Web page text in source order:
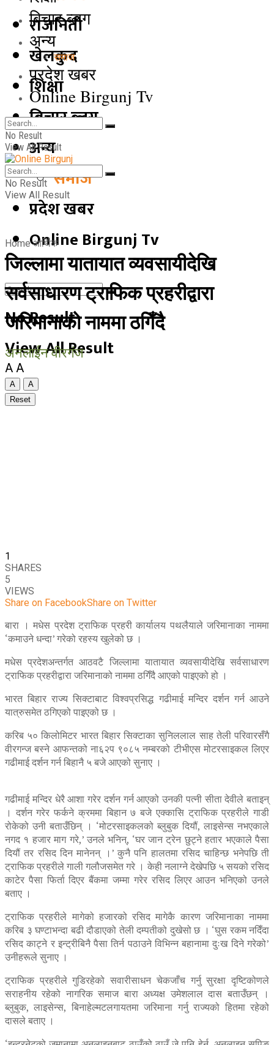
राजनिती
खेलकुद
शिक्षा
बिचार ब्लग
अन्य
समाज
प्रदेश खबर
Online Birgunj Tv
No Result
View All Result
बिचार ब्लग
अन्य
समाज
प्रदेश खबर
Online Birgunj Tv
No Result
View All Result
No Result
View All Result
Home आर्थिक
जिल्लामा यातायात व्यवसायीदेखि
सर्वसाधारण ट्राफिक प्रहरीद्वारा
जरिमानाको नाममा ठगिँदै
अनलाईन वीरगंज
A A
A
A
Reset
1
SHARES
5
VIEWS
Share on FacebookShare on Twitter
बारा । मधेस प्रदेश ट्राफिक प्रहरी कार्यालय पथलैयाले जरिमानाका नाममा
‘कमाउने धन्दा’ गरेको रहस्य खुलेको छ ।
मधेस प्रदेशअन्तर्गत आठवटै जिल्लामा यातायात व्यवसायीदेखि सर्वसाधारण
ट्राफिक प्रहरीद्वारा जरिमानाको नाममा ठगिँदै आएको पाइएको हो ।
भारत बिहार राज्य सिक्टाबाट विश्वप्रसिद्ध गढीमाई मन्दिर दर्शन गर्न आउने
यात्रुसमेत ठगिएको पाइएको छ ।
करिब ५० किलोमिटर भारत बिहार सिक्टाका सुनिललाल साह तेली परिवारसँगै
वीरगन्ज बस्ने आफन्तको ना६२प ९०८५ नम्बरको टीभीएस मोटरसाइकल लिएर
गढीमाई दर्शन गर्न बिहानै ५ बजे आएको सुनाए ।
गढीमाई मन्दिर धेरै आशा गरेर दर्शन गर्न आएको उनकी पत्नी सीता देवीले बताइन्
। दर्शन गरेर फर्कने क्रममा बिहान ७ बजे एक्कासि ट्राफिक प्रहरीले गाडी
रोकेको उनी बताउँछिन् । ‘मोटरसाइकलको ब्लुबुक दियौं, लाइसेन्स नभएकाले
नगद १ हजार माग गरे,’ उनले भनिन्, ‘घर जान ट्रेन छुट्ने हतार भएकाले पैसा
दियौं तर रसिद दिन मानेनन् ।’ कुनै पनि हालतमा रसिद चाहिन्छ भनेपछि ती
ट्राफिक प्रहरीले गाली गलौजसमेत गरे । केही नलाग्ने देखेपछि ५ सयको रसिद
काटेर पैसा फिर्ता दिएर बैंकमा जम्मा गरेर रसिद लिएर आउन भनिएको उनले
बताए ।
ट्राफिक प्रहरीले मागेको हजारको रसिद मागेकै कारण जरिमानाका नाममा
करिब ३ घण्टाभन्दा बढी दौडाएको तेली दम्पतीको दुखेसो छ । ‘घुस रकम नदिँदा
रसिद काट्ने र इन्ट्रीबिनै पैसा तिर्न पठाउने विभिन्न बहानामा दुःख दिने गरेको’
उनीहरूले सुनाए ।
ट्राफिक प्रहरीले गुडिरहेको सवारीसाधन चेकजाँच गर्नु सुरक्षा दृष्टिकोणले
सराहनीय रहेको नागरिक समाज बारा अध्यक्ष उमेशलाल दास बताउँछन् ।
ब्लुबुक, लाइसेन्स, बिनाहेल्मटलगायतमा जरिमाना गर्नु राज्यको हितमा रहेको
दासले बताए ।